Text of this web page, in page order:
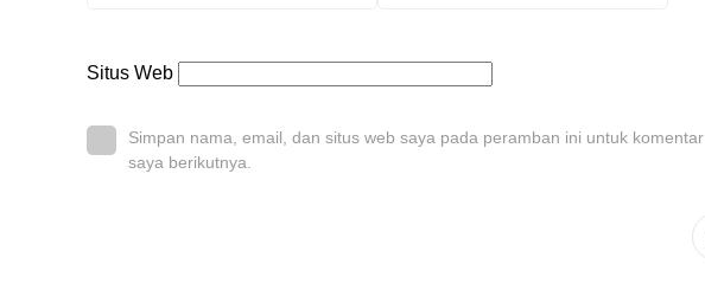
Situs Web
Simpan nama, email, dan situs web saya pada peramban ini untuk komentar
saya berikutnya.